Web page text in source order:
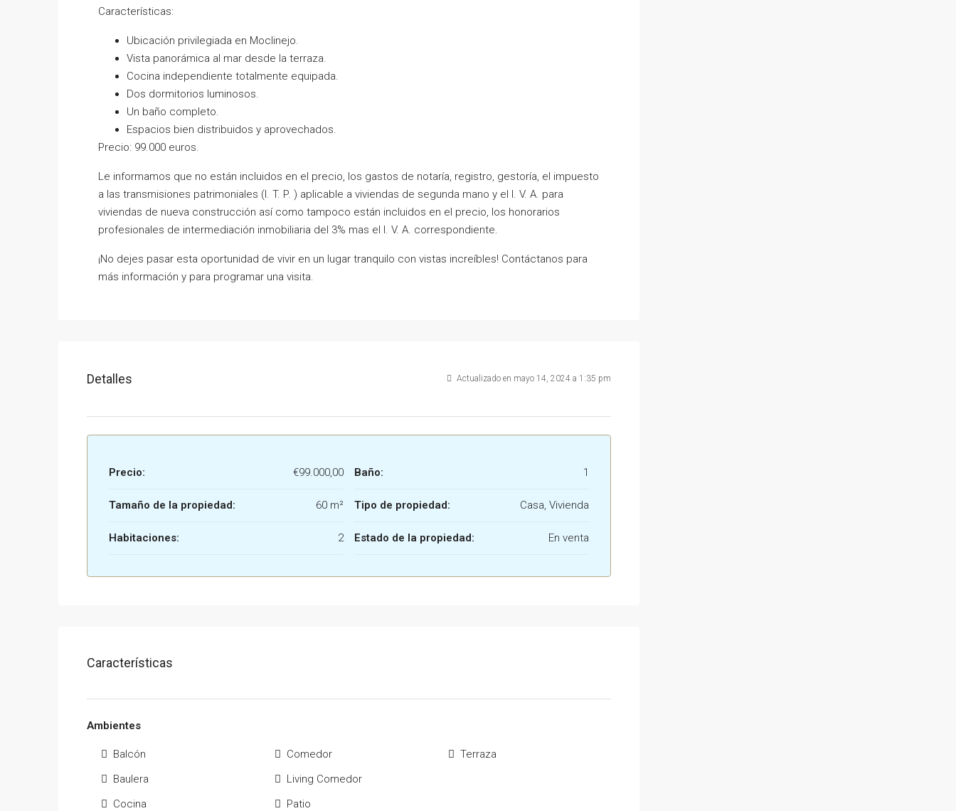
Características:
Ubicación privilegiada en Moclinejo.
Vista panorámica al mar desde la terraza.
Cocina independiente totalmente equipada.
Dos dormitorios luminosos.
Un baño completo.
Espacios bien distribuidos y aprovechados.
Precio: 99.000 euros.
Le informamos que no están incluidos en el precio, los gastos de notaría, registro, gestoría, el impuesto
a las transmisiones patrimoniales (I. T. P. ) aplicable a viviendas de segunda mano y el I. V. A. para
viviendas de nueva construcción así como tampoco están incluidos en el precio, los honorarios
profesionales de intermediación inmobiliaria del 3% mas el I. V. A. correspondiente.
¡No dejes pasar esta oportunidad de vivir en un lugar tranquilo con vistas increíbles! Contáctanos para
más información y para programar una visita.
Detalles Actualizado en mayo 14, 2024 a 1:35 pm
Precio: €99.000,00
Tamaño de la propiedad: 60 m²
Habitaciones: 2
Baño: 1
Tipo de propiedad: Casa, Vivienda
Estado de la propiedad: En venta
Características
Ambientes
Balcón
Baulera
Cocina
Comedor
Living Comedor
Patio
Terraza